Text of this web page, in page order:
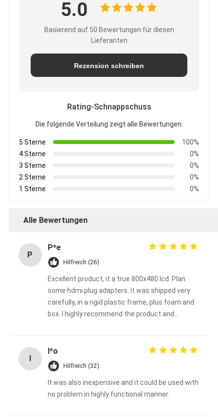
5.0
Basierend auf 50 Bewertungen für diesen
Lieferanten
Rezension schreiben
Rating-Schnappschuss
Die folgende Verteilung zeigt alle Bewertungen.
5 Sterne
100%
4 Sterne
0%
3 Sterne
0%
2 Sterne
0%
1 Sterne
0%
Alle Bewertungen
P
P*e
Hilfreich (26)
Excellent product, it a true 800x480 lcd. Plan
some hdmi plug adapters. It was shipped very
carefully, in a rigid plastic frame, plus foam and
box. I highly recommend the product and
I*o
Hilfreich (32)
It was also inexpensive and it could be used with
no problem in highly functional manner.